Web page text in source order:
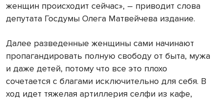
женщин происходит сейчас», – приводит слова
депутата Госдумы Олега Матвейчева издание.
Далее разведенные женщины сами начинают
пропагандировать полную свободу от быта, мужа
и даже детей, потому что все это плохо
сочетается с благами исключительно для себя. В
ход идет тяжелая артиллерия селфи из кафе,